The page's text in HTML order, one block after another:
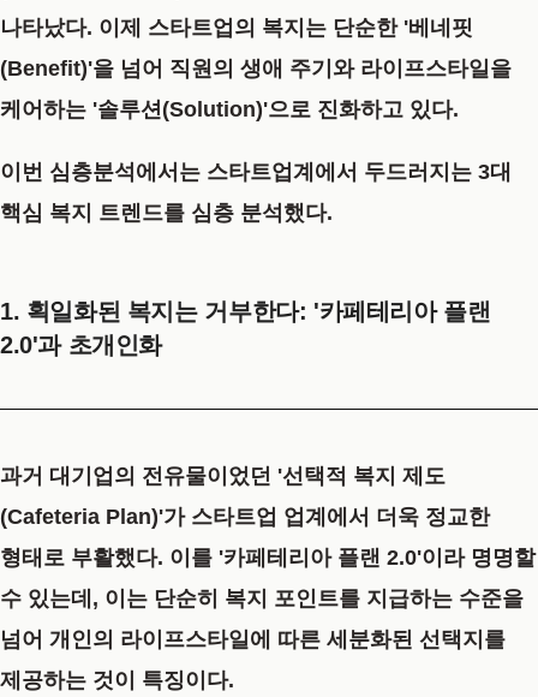
나타났다. 이제 스타트업의 복지는 단순한 '베네핏
(Benefit)'을 넘어 직원의 생애 주기와 라이프스타일을
케어하는 '솔루션(Solution)'으로 진화하고 있다.
이번 심층분석에서는 스타트업계에서 두드러지는 3대
핵심 복지 트렌드를 심층 분석했다.
1. 획일화된 복지는 거부한다: '카페테리아 플랜
2.0'과 초개인화
과거 대기업의 전유물이었던 '선택적 복지 제도
(Cafeteria Plan)'가 스타트업 업계에서 더욱 정교한
형태로 부활했다. 이를 '카페테리아 플랜 2.0'이라 명명할
수 있는데, 이는 단순히 복지 포인트를 지급하는 수준을
넘어 개인의 라이프스타일에 따른 세분화된 선택지를
제공하는 것이 특징이다.